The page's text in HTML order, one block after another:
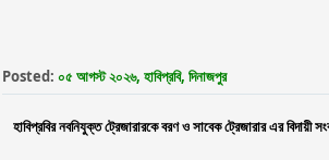
Posted: ০৫ আগস্ট ২০২৬, হাবিপ্রবি, দিনাজপুর
হাবিপ্রবির নবনিযুক্ত ট্রেজারারকে বরণ ও সাবেক ট্রেজারার এর বিদায়ী